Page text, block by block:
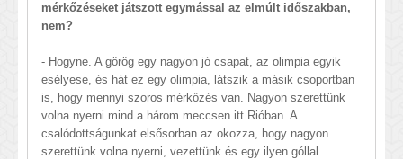
mérkőzéseket játszott egymással az elmúlt időszakban,
nem?
- Hogyne. A görög egy nagyon jó csapat, az olimpia egyik
esélyese, és hát ez egy olimpia, látszik a másik csoportban
is, hogy mennyi szoros mérkőzés van. Nagyon szerettünk
volna nyerni mind a három meccsen itt Rióban. A
csalódottságunkat elsősorban az okozza, hogy nagyon
szerettünk volna nyerni, vezettünk és egy ilyen góllal